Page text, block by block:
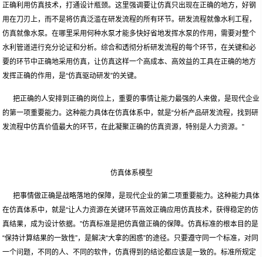
正确利用仿真技术，打通设计瓶颈。这里强调要让仿真只出现在正确的地方，好钢
用在刀刃上，而不是将仿真泛滥在研发流程的所有环节。研发流程就像水利工程，
仿真就像水泵。在哪里采用何种水泵才能多快好省地发挥水泵的作用，需要对整个
水利管道进行充分论证和分析。综合和透彻分析研发流程的每个环节，在关键和必
要的环节中正确地采用仿真，让仿真这样一个高成本、高效益的工具在正确的地方
发挥正确的作用，是“仿真驱动研发”的关键。
把正确的人安排到正确的岗位上，重要的事情让能力最强的人来做，是现代企业
的第一项重要能力。这种能力具体在仿真体系中，就是“分析产品研发流程，找到研
发流程中仿真价值最大的环节，在此凝聚正确的仿真资源，特别是人力资源。”
仿真体系模型
把事情做正确是战略落地的保障，是现代企业的第二项重要能力。这种能力具体
在仿真体系中，就是“让人力资源在关键环节高效正确应用仿真技术，获得稳定的仿
真结果，成为设计依据。”仿真标准是把仿真做正确的保障。仿真标准的根本目的是
“保持计算结果的一致性”，是解决“大拿的困惑”的途径。只要遵守同一个标准，对同
一个问题，不同的人、不同的软件，仿真得到的结论都应该是一致的。标准所规定